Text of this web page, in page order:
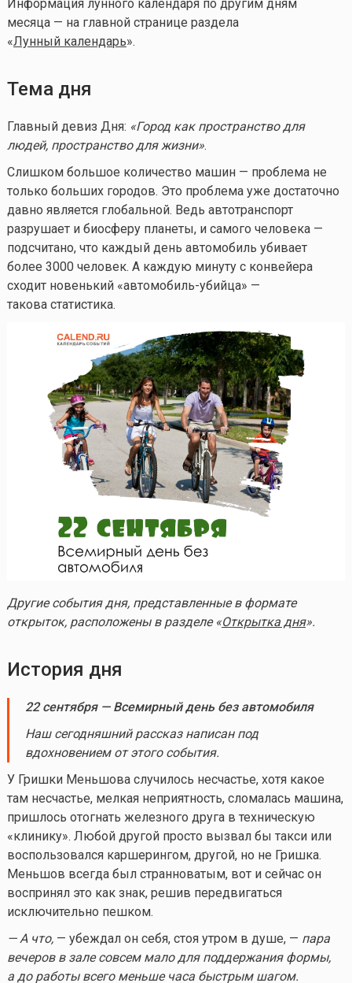
Информация лунного календаря по другим дням
месяца — на главной странице раздела
«Лунный календарь».
Тема дня
Главный девиз Дня: «Город как пространство для
людей, пространство для жизни».
Слишком большое количество машин — проблема не
только больших городов. Это проблема уже достаточно
давно является глобальной. Ведь автотранспорт
разрушает и биосферу планеты, и самого человека —
подсчитано, что каждый день автомобиль убивает
более 3000 человек. А каждую минуту с конвейера
сходит новенький «автомобиль-убийца» —
такова статистика.
Другие события дня, представленные в формате
открыток, расположены в разделе «Открытка дня».
История дня
22 сентября — Всемирный день без автомобиля
Наш сегодняшний рассказ написан под
вдохновением от этого события.
У Гришки Меньшова случилось несчастье, хотя какое
там несчастье, мелкая неприятность, сломалась машина,
пришлось отогнать железного друга в техническую
«клинику». Любой другой просто вызвал бы такси или
воспользовался каршерингом, другой, но не Гришка.
Меньшов всегда был странноватым, вот и сейчас он
воспринял это как знак, решив передвигаться
исключительно пешком.
— А что,— убеждал он себя, стоя утром в душе, — пара
вечеров в зале совсем мало для поддержания формы,
а до работы всего меньше часа быстрым шагом.